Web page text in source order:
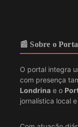
📰 Sobre o
O portal integra
com presença
Londrina e o
jornalística local